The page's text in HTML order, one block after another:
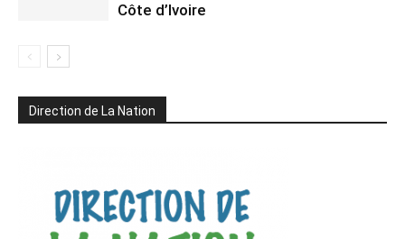
Côte d’Ivoire
Direction de La Nation